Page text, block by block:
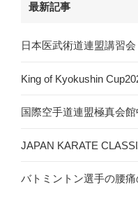
最新記事
日本医武術道連盟講習会
King of Kyokushin
国際空手道連盟極真会
JAPAN KARATE
バトミントン選手の腰